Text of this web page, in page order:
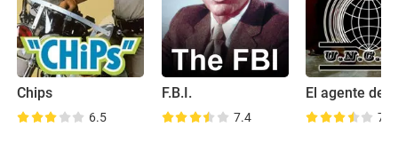
Chips
6.5
F.B.I.
7.4 7.7